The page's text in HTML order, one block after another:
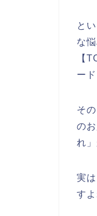
と
な
【
ー
そ
の
れ
実
す